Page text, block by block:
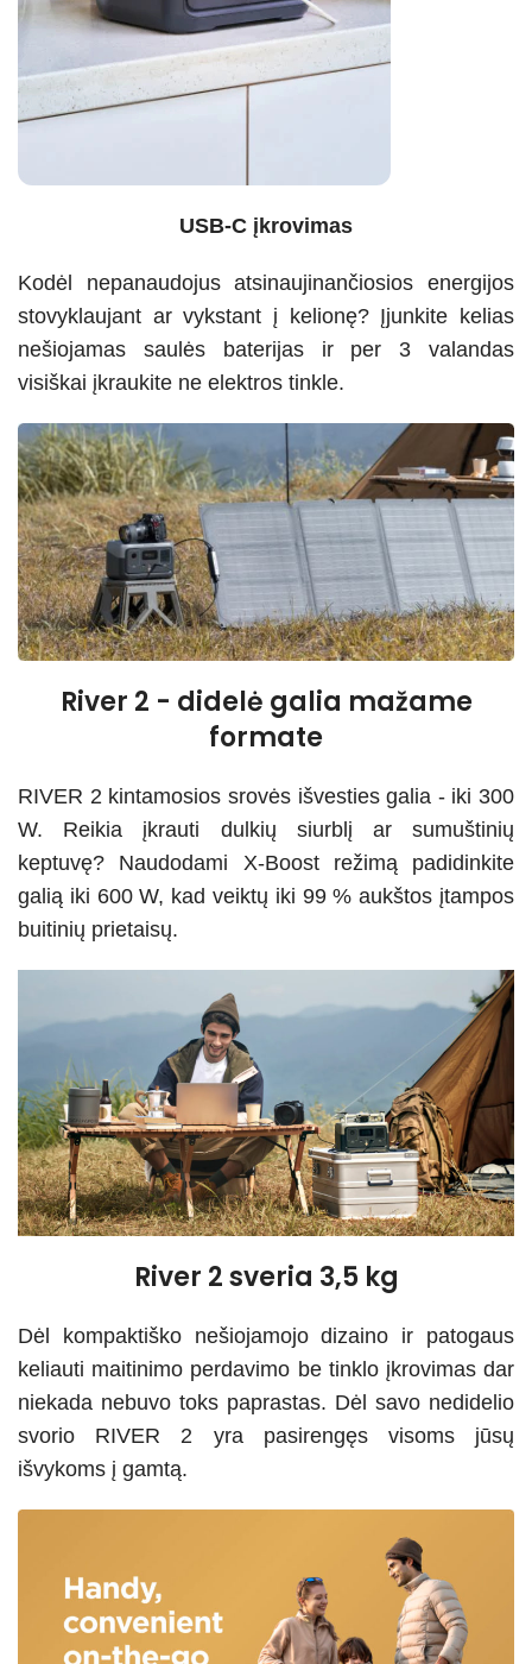
USB-C įkrovimas
Kodėl nepanaudojus atsinaujinančiosios energijos
stovyklaujant ar vykstant į kelionę? Įjunkite kelias
nešiojamas saulės baterijas ir per 3 valandas
visiškai įkraukite ne elektros tinkle.
River 2 - didelė galia mažame
formate
RIVER 2 kintamosios srovės išvesties galia - iki 300
W. Reikia įkrauti dulkių siurblį ar sumuštinių
keptuvę? Naudodami X-Boost režimą padidinkite
galią iki 600 W, kad veiktų iki 99 % aukštos įtampos
buitinių prietaisų.
River 2 sveria 3,5 kg
Dėl kompaktiško nešiojamojo dizaino ir patogaus
keliauti maitinimo perdavimo be tinklo įkrovimas dar
niekada nebuvo toks paprastas. Dėl savo nedidelio
svorio RIVER 2 yra pasirengęs visoms jūsų
išvykoms į gamtą.